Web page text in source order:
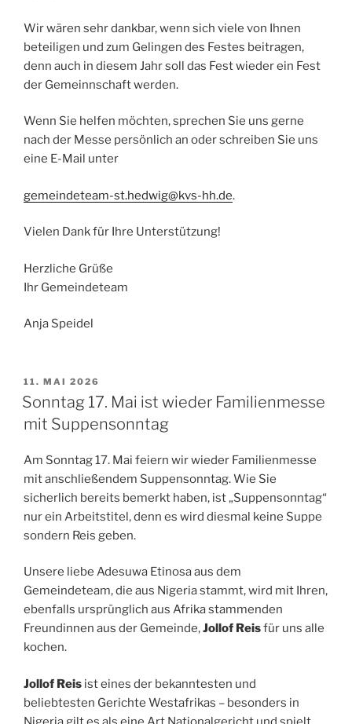
Wir wären sehr dankbar, wenn sich viele von Ihnen
beteiligen und zum Gelingen des Festes beitragen,
denn auch in diesem Jahr soll das Fest wieder ein Fest
der Gemeinnschaft werden.
Wenn Sie helfen möchten, sprechen Sie uns gerne
nach der Messe persönlich an oder schreiben Sie uns
eine E-Mail unter
gemeindeteam-st.hedwig@kvs-hh.de.
Vielen Dank für Ihre Unterstützung!
Herzliche Grüße
Ihr Gemeindeteam
Anja Speidel
VERÖFFENTLICHT
AM
11. MAI 2026
Sonntag 17. Mai ist wieder Familienmesse
mit Suppensonntag
Am Sonntag 17. Mai feiern wir wieder Familienmesse
mit anschließendem Suppensonntag. Wie Sie
sicherlich bereits bemerkt haben, ist „Suppensonntag“
nur ein Arbeitstitel, denn es wird diesmal keine Suppe
sondern Reis geben.
Unsere liebe Adesuwa Etinosa aus dem
Gemeindeteam, die aus Nigeria stammt, wird mit Ihren,
ebenfalls ursprünglich aus Afrika stammenden
Freundinnen aus der Gemeinde,Jollof Reisfür uns alle
kochen.
Jollof Reis ist eines der bekanntesten und
beliebtesten Gerichte Westafrikas – besonders in